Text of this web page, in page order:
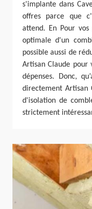
s'implante dans
offres parce que
attend. En Pour
optimale d'un
possible aussi de
Artisan Claude pour
dépenses. Donc,
directement Artisan
d'isolation de
strictement